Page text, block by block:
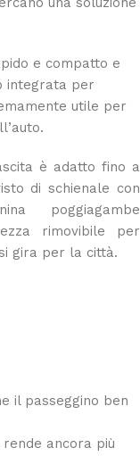
e compatto e
integrata per
utile per
è adatto fino a
di schienale con
poggiagambe
rimovibile per
gira per la città.
il passeggino ben
ancora più